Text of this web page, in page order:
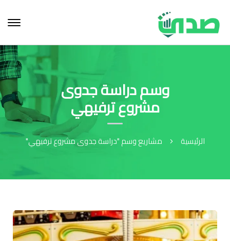
وسم دراسة جدوى
مشروع ترفيهي
الرئيسية مشاريع وسم "دراسة جدوى مشروع ترفيهي"